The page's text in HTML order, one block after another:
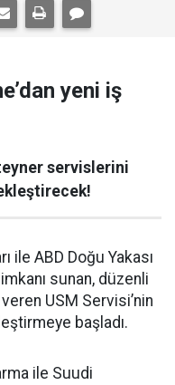
yeni iş
servislerini
ile ABD Doğu Yakası
sunan, düzenli
USM Servisi’nin
başladı.
ile Suudi